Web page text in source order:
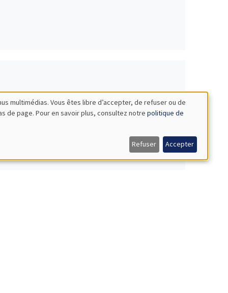
multimédias. Vous êtes libre d’accepter, de refuser ou de
de page. Pour en savoir plus, consultez notre politique de
Refuser Accepter